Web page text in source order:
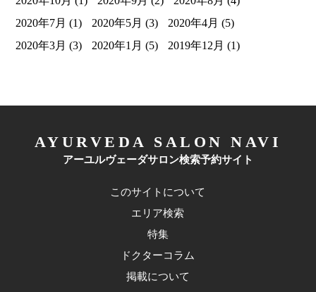
2020年7月 (1) 2020年5月 (3) 2020年4月 (5)
2020年3月 (3) 2020年1月 (5) 2019年12月 (1)
AYURVEDA SALON NAVI
アーユルヴェーダサロン検索予約サイト
このサイトについて
エリア検索
特集
ドクターコラム
掲載について